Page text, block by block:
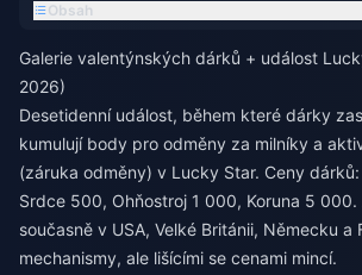
Obsah
Galerie valentýnských dárků + událost
2026)
Desetidenní událost, během které dárky
kumulují body pro odměny za milníky a
(záruka odměny) v Lucky Star. Ceny
Srdce 500, Ohňostroj 1 000, Koruna 5
současně v USA, Velké Británii, Německu a
mechanismy, ale lišícími se cenami mincí.